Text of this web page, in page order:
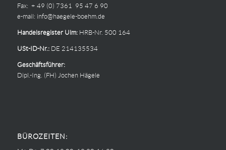
Fax: + 49 (0) 7361 95 47 6 90
e-mail: info@haegele-boehm.de
Handelsregister Ulm:HRB-Nr. 500 164
USt-ID-Nr.:DE 214135534
Geschäftsführer:
Dipl.-Ing. (FH) Jochen Hägele
BÜROZEITEN: